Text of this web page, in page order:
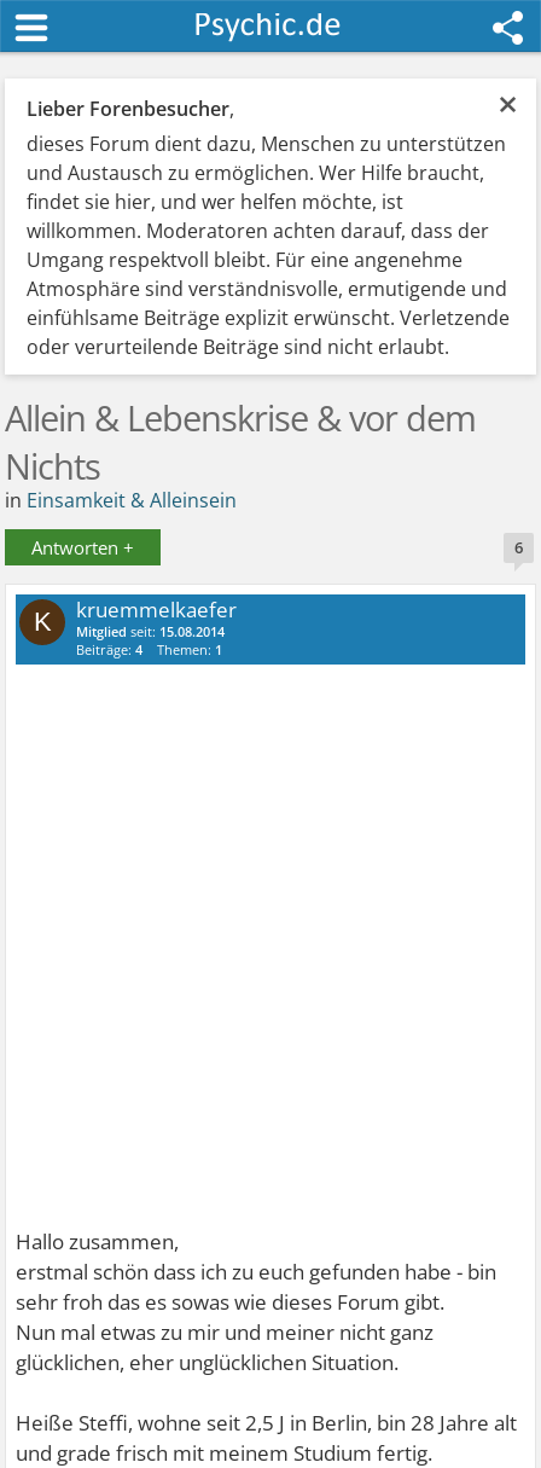
×
Lieber Forenbesucher,
dieses Forum dient dazu, Menschen zu unterstützen
und Austausch zu ermöglichen. Wer Hilfe braucht,
findet sie hier, und wer helfen möchte, ist
willkommen. Moderatoren achten darauf, dass der
Umgang respektvoll bleibt. Für eine angenehme
Atmosphäre sind verständnisvolle, ermutigende und
einfühlsame Beiträge explizit erwünscht. Verletzende
oder verurteilende Beiträge sind nicht erlaubt.
Allein & Lebenskrise & vor dem
Nichts
in Einsamkeit & Alleinsein
Antworten + 6
K kruemmelkaefer
Mitglied seit: 15.08.2014
Beiträge:4 Themen: 1
Hallo zusammen,
erstmal schön dass ich zu euch gefunden habe - bin
sehr froh das es sowas wie dieses Forum gibt.
Nun mal etwas zu mir und meiner nicht ganz
glücklichen, eher unglücklichen Situation.
Heiße Steffi, wohne seit 2,5 J in Berlin, bin 28 Jahre alt
und grade frisch mit meinem Studium fertig.